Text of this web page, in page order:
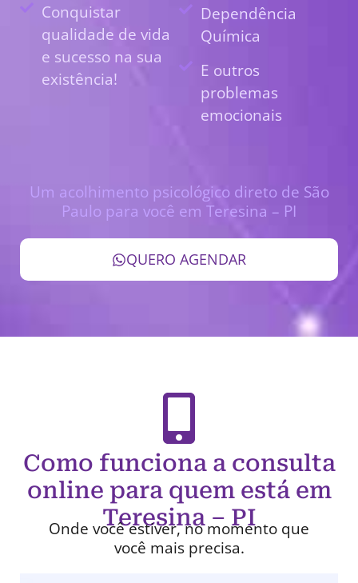
Conquistar
qualidade de vida
e sucesso na sua
existência!
Dependência
Química
E outros
problemas
emocionais
Um acolhimento psicológico direto de São
Paulo para você em Teresina – PI
QUERO AGENDAR
Como funciona a consulta
online para quem está em
Teresina – PI
Onde você estiver, no momento que
você mais precisa.